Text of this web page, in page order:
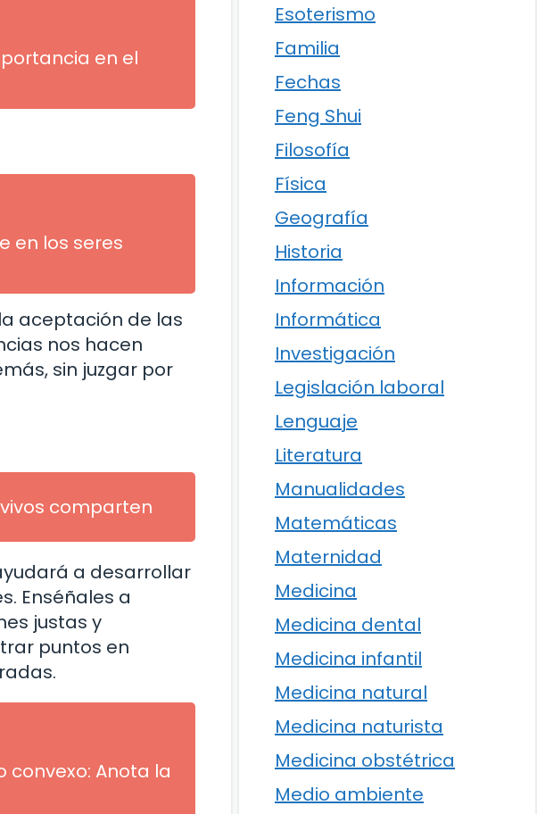
en el
en los seres
aceptación de las
nos hacen
sin juzgar por
comparten
a desarrollar
Enséñales a
justas y
puntos en
Anota la
Esoterismo
Familia
Fechas
Feng Shui
Filosofía
Física
Geografía
Historia
Información
Informática
Investigación
Legislación laboral
Lenguaje
Literatura
Manualidades
Matemáticas
Maternidad
Medicina
Medicina dental
Medicina infantil
Medicina natural
Medicina naturista
Medicina obstétrica
Medio ambiente